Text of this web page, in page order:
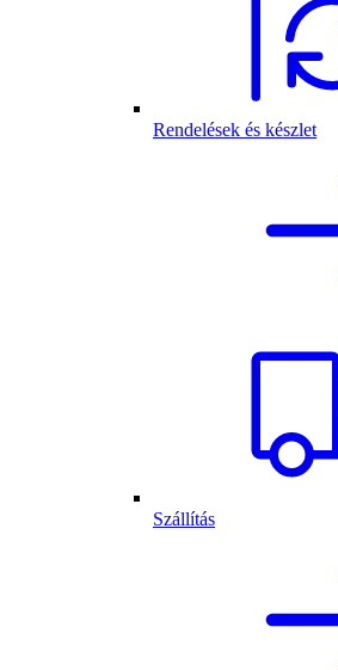
Rendelések és készlet
Szállítás